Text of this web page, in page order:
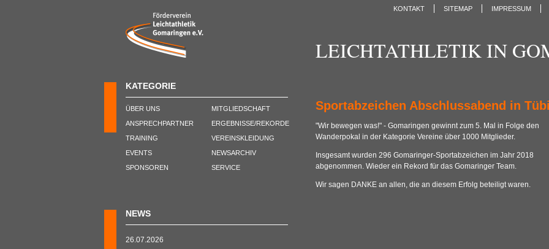
KONTAKT SITEMAP IMPRESSUM
KATEGORIE
ÜBER UNS
ANSPRECHPARTNER
TRAINING
EVENTS
SPONSOREN
MITGLIEDSCHAFT
ERGEBNISSE/REKORDE
VEREINSKLEIDUNG
NEWSARCHIV
SERVICE
NEWS
26.07.2026
LEICHTATHLETIK IN
Sportabzeichen Abschlussabend in
"Wir bewegen was!" - Gomaringen gewinnt zum 5. Mal in Folge den
Wanderpokal in der Kategorie Vereine über 1000 Mitglieder.
Insgesamt wurden 296 Gomaringer-Sportabzeichen im Jahr 2018
abgenommen. Wieder ein Rekord für das Gomaringer Team.
Wir sagen DANKE an allen, die an diesem Erfolg beteiligt waren.